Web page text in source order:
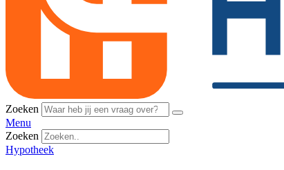
Zoeken
Menu
Zoeken
Hypotheek